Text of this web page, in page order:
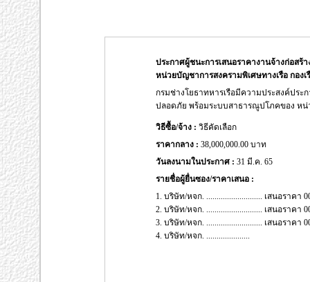
ประกาศผู้ชนะการเสนอราคางานจ้างก่อส
หน่วยบัญชาการสงครามพิเศษทางเรือ กองเ
กรมช่างโยธาทหารเรือมีความประสงค์ประ
ปลอดภัย พร้อมระบบสาธารณูปโภคของ หน่
วิธีซื้อ/จ้าง : วิธีคัดเลือก
ราคากลาง : 38,000,000.00 บาท
วันลงนามในประกาศ : 31 มี.ค. 65
รายชื่อผู้ยื่นซอง/ราคาเสนอ :
1. บริษัท/หจก. ........................... เสนอราคา
2. บริษัท/หจก. ........................... เสนอราคา
3. บริษัท/หจก. ........................... เสนอราคา
4. บริษัท/หจก. .....................